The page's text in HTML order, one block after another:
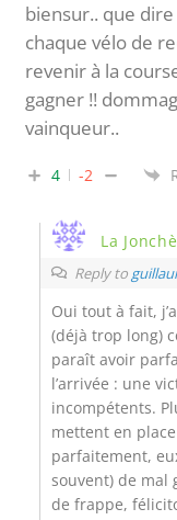
biensur.. que
chaque vélo de
revenir à la
gagner !!
vainqueur..
4 -2
La
Reply to
Oui tout à fait,
(déjà trop long)
paraît avoir
l’arrivée : une
incompétents.
mettent en
parfaitement,
souvent) de mal
de frappe,